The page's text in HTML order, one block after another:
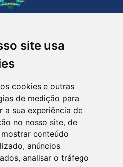
site usa
cookies e outras
de medição para
a sua experiência de
no nosso site, de
conteúdo
anúncios
analisar o tráfego
às 11h30min (manhã);
- Bairro Centro - CEP: 95340-